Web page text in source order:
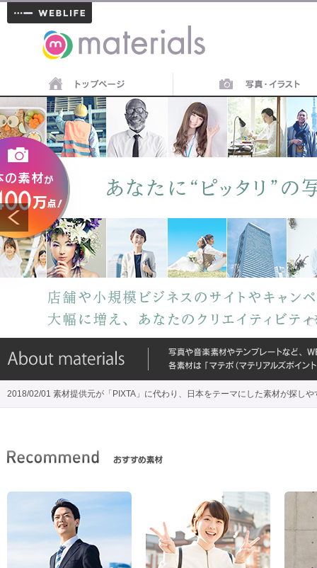
materials
2018/02/01 素材提供元が「PIXTA」に代わり、日本をテーマにした素材が探しや